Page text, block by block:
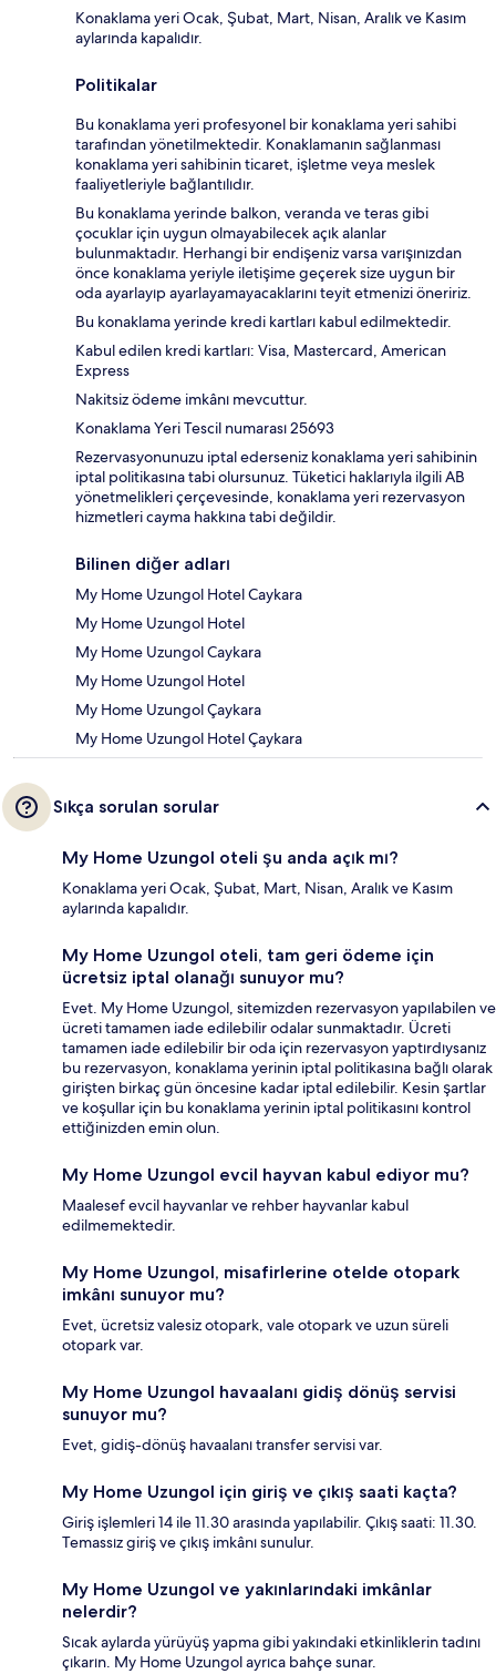
Konaklama yeri Ocak, Şubat, Mart, Nisan, Aralık ve Kasım
aylarında kapalıdır.
Politikalar
Bu konaklama yeri profesyonel bir konaklama yeri sahibi
tarafından yönetilmektedir. Konaklamanın sağlanması
konaklama yeri sahibinin ticaret, işletme veya meslek
faaliyetleriyle bağlantılıdır.
Bu konaklama yerinde balkon, veranda ve teras gibi
çocuklar için uygun olmayabilecek açık alanlar
bulunmaktadır. Herhangi bir endişeniz varsa varışınızdan
önce konaklama yeriyle iletişime geçerek size uygun bir
oda ayarlayıp ayarlayamayacaklarını teyit etmenizi öneririz.
Bu konaklama yerinde kredi kartları kabul edilmektedir.
Kabul edilen kredi kartları: Visa, Mastercard, American
Express
Nakitsiz ödeme imkânı mevcuttur.
Konaklama Yeri Tescil numarası 25693
Rezervasyonunuzu iptal ederseniz konaklama yeri sahibinin
iptal politikasına tabi olursunuz. Tüketici haklarıyla ilgili AB
yönetmelikleri çerçevesinde, konaklama yeri rezervasyon
hizmetleri cayma hakkına tabi değildir.
Bilinen diğer adları
My Home Uzungol Hotel Caykara
My Home Uzungol Hotel
My Home Uzungol Caykara
My Home Uzungol Hotel
My Home Uzungol Çaykara
My Home Uzungol Hotel Çaykara
Sıkça sorulan sorular
My Home Uzungol oteli şu anda açık mı?
Konaklama yeri Ocak, Şubat, Mart, Nisan, Aralık ve Kasım
aylarında kapalıdır.
My Home Uzungol oteli, tam geri ödeme için
ücretsiz iptal olanağı sunuyor mu?
Evet. My Home Uzungol, sitemizden rezervasyon yapılabilen ve
ücreti tamamen iade edilebilir odalar sunmaktadır. Ücreti
tamamen iade edilebilir bir oda için rezervasyon yaptırdıysanız
bu rezervasyon, konaklama yerinin iptal politikasına bağlı olarak
girişten birkaç gün öncesine kadar iptal edilebilir. Kesin şartlar
ve koşullar için bu konaklama yerinin iptal politikasını kontrol
ettiğinizden emin olun.
My Home Uzungol evcil hayvan kabul ediyor mu?
Maalesef evcil hayvanlar ve rehber hayvanlar kabul
edilmemektedir.
My Home Uzungol, misafirlerine otelde otopark
imkânı sunuyor mu?
Evet, ücretsiz valesiz otopark, vale otopark ve uzun süreli
otopark var.
My Home Uzungol havaalanı gidiş dönüş servisi
sunuyor mu?
Evet, gidiş-dönüş havaalanı transfer servisi var.
My Home Uzungol için giriş ve çıkış saati kaçta?
Giriş işlemleri 14 ile 11.30 arasında yapılabilir. Çıkış saati: 11.30.
Temassız giriş ve çıkış imkânı sunulur.
My Home Uzungol ve yakınlarındaki imkânlar
nelerdir?
Sıcak aylarda yürüyüş yapma gibi yakındaki etkinliklerin tadını
çıkarın. My Home Uzungol ayrıca bahçe sunar.